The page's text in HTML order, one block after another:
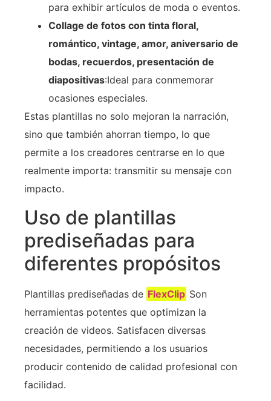
para exhibir artículos de moda o eventos.
Collage de fotos con tinta floral,
romántico, vintage, amor, aniversario de
bodas, recuerdos, presentación de
diapositivas:Ideal para conmemorar
ocasiones especiales.
Estas plantillas no solo mejoran la narración,
sino que también ahorran tiempo, lo que
permite a los creadores centrarse en lo que
realmente importa: transmitir su mensaje con
impacto.
Uso de plantillas
prediseñadas para
diferentes propósitos
Plantillas prediseñadas de FlexClip Son
herramientas potentes que optimizan la
creación de videos. Satisfacen diversas
necesidades, permitiendo a los usuarios
producir contenido de calidad profesional con
facilidad.